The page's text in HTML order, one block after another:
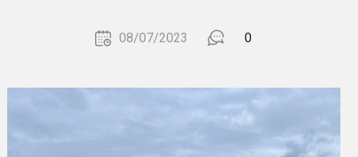
08/07/2023 0